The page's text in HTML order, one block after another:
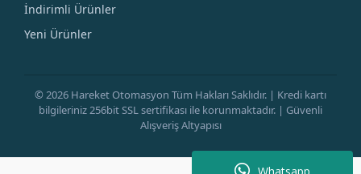
Whatsapp
İndirimli Ürünler
Yeni Ürünler
© 2026 Hareket Otomasyon Tüm Hakları Saklıdır. | Kredi kartı
bilgileriniz 256bit SSL sertifikası ile korunmaktadır. | Güvenli
Alışveriş Altyapısı